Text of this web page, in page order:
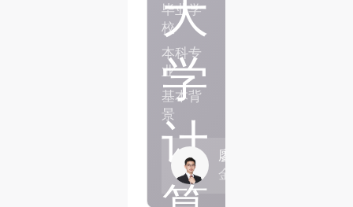
毕业学
校
本科专
业
基本背
景
廖自云
金牌咨询顾问老师